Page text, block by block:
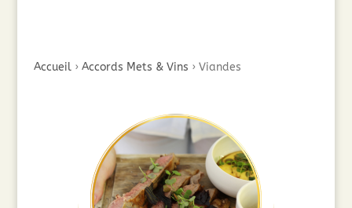
Accueil› Accords Mets & Vins › Viandes